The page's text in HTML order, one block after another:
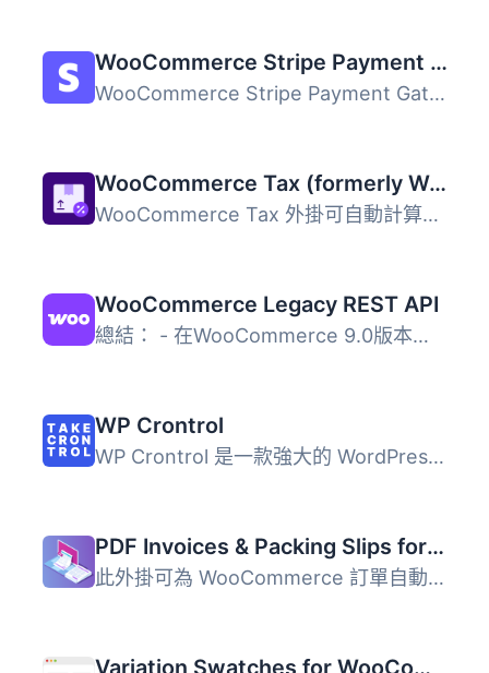
WooCommerce Stripe Payment Gateway
WooCommerce Stripe Payment Gateway 外掛提供最佳化的結帳體...
WooCommerce Tax (formerly WooCommerce Shipping & Tax)
WooCommerce Tax 外掛可自動計算並收取銷售稅，簡化商店的稅...
WooCommerce Legacy REST API
總結： - 在WooCommerce 9.0版本起，Legacy REST API將不再是...
WP Crontrol
WP Crontrol 是一款強大的 WordPress 外掛，讓使用者能夠全面...
PDF Invoices & Packing Slips for WooCommerce
此外掛可為 WooCommerce 訂單自動產生 PDF 或 XML 格式的發票...
Variation Swatches for WooCommerce